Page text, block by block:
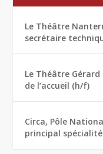
Le Théâtre
secrétaire
Le Théâtre
de l’accueil (h/f)
Circa, Pôle
principal